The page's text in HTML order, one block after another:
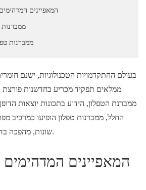
1. המאפיינים
2.
3. ממברנות
בעולם ההתקדמויות הטכנולוגיות, ישנם
ממלאים תפקיד מכריע בחדשנות
ממברנת הטפלון, הידוע בתכונות יוצאות
החלל, ממברנות טפלון הופיעו כמרכיב
שונות, מהפכה בדרך בה אנו חיים ועובדים.
המאפיינים